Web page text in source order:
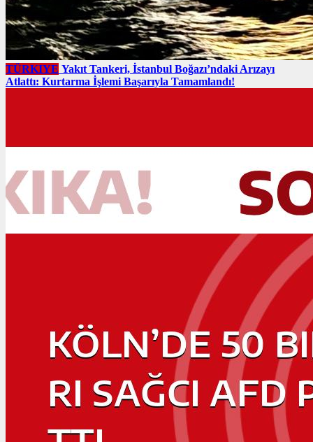
TÜRKIYE Yakıt Tankeri, İstanbul Boğazı’ndaki Arızayı
Atlattı: Kurtarma İşlemi Başarıyla Tamamlandı!